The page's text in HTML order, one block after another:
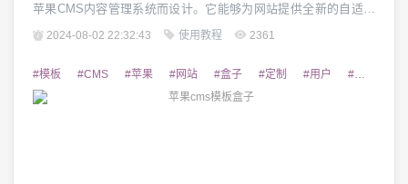
苹果CMS内容管理系统而设计。它能够为网站提供全新的自适应
布局,为用户带来优质的视觉体验。苹果CMS H5模板在页面结
网站的需求。无论是企业官网、电商网站还是个人博客,苹果CMS
H5模板...
2024-08-02 22:32:43 使用教程 2361
#模板 #CMS #苹果 #网站 #盒子 #定制 #用户 #品牌形象